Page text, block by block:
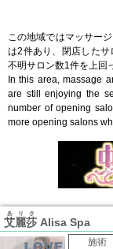
この地域ではマッサー
は2件あり、閉店した
不明サロン数1件を上回
In this area, massage
are still enjoying the
number of opening
more opening salons
艾麗莎
ありさ
Alisa Spa
施術